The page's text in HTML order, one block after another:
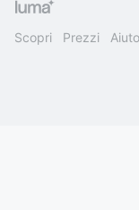
Scopri Prezzi Aiuto